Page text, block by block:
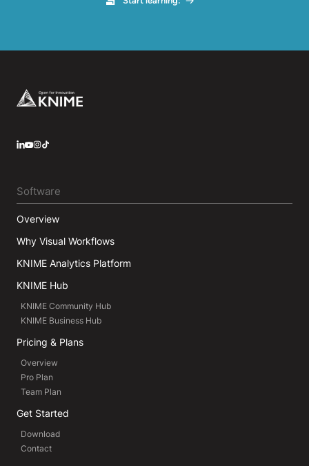
Footer
Software
Overview
Why Visual Workflows
KNIME Analytics Platform
KNIME Hub
KNIME Community Hub
KNIME Business Hub
Pricing & Plans
Overview
Pro Plan
Team Plan
Get Started
Download
Contact
LinkedIn
YouTube
Instagram